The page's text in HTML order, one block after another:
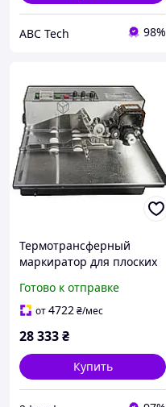
ABC Tech 98%
Термотрансферный
маркиратор для плоских
Настольный
автоматический
Готово к отправке
от4722₴/мес
28 333₴
Купить